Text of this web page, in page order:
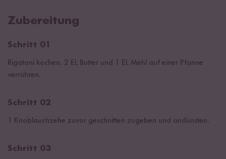
Zubereitung
Schritt 01
Rigatoni kochen. 2 EL Butter und 1 EL Mehl auf einer Pfanne
verrühren.
Schritt 02
1 Knoblauchzehe zuvor geschnitten zugeben und andünsten.
Schritt 03